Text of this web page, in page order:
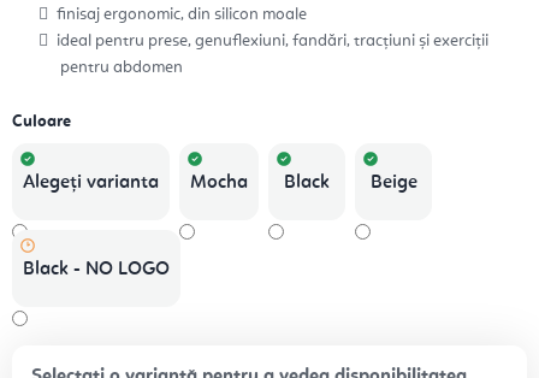
finisaj ergonomic, din silicon moale
ideal pentru prese, genuflexiuni, fandări, tracțiuni și exerciții
pentru abdomen
Culoare
Alegeţi varianta Mocha Black Beige
Black - NO LOGO